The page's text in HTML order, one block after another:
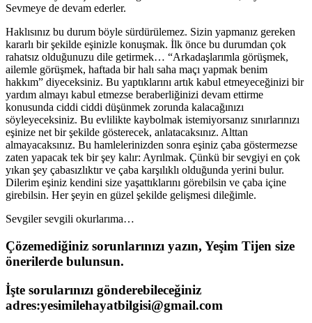
Sevmeye de devam ederler.
Haklısınız bu durum böyle sürdürülemez. Sizin yapmanız gereken
kararlı bir şekilde eşinizle konuşmak. İlk önce bu durumdan çok
rahatsız olduğunuzu dile getirmek… “Arkadaşlarımla görüşmek,
ailemle görüşmek, haftada bir halı saha maçı yapmak benim
hakkım” diyeceksiniz. Bu yaptıklarını artık kabul etmeyeceğinizi bir
yardım almayı kabul etmezse beraberliğinizi devam ettirme
konusunda ciddi ciddi düşünmek zorunda kalacağınızı
söyleyeceksiniz. Bu evlilikte kaybolmak istemiyorsanız sınırlarınızı
eşinize net bir şekilde gösterecek, anlatacaksınız. Alttan
almayacaksınız. Bu hamlelerinizden sonra eşiniz çaba göstermezse
zaten yapacak tek bir şey kalır: Ayrılmak. Çünkü bir sevgiyi en çok
yıkan şey çabasızlıktır ve çaba karşılıklı olduğunda yerini bulur.
Dilerim eşiniz kendini size yaşattıklarını görebilsin ve çaba içine
girebilsin. Her şeyin en güzel şekilde gelişmesi dileğimle.
Sevgiler sevgili okurlarıma…
Çözemediğiniz sorunlarınızı yazın, Yeşim Tijen size
önerilerde bulunsun.
İşte sorularınızı gönderebileceğiniz
adres:yesimilehayatbilgisi@gmail.com